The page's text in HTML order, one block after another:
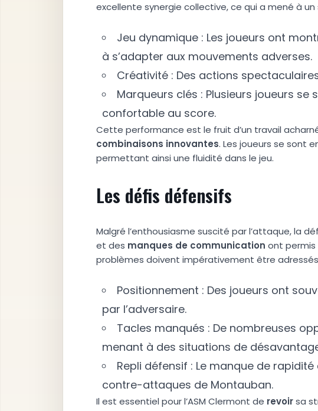
excellente synergie collective, ce qui a mené à
Jeu dynamique : Les joueurs ont
à s’adapter aux mouvements adverses.
Créativité : Des actions
Marqueurs clés : Plusieurs joueurs
confortable au score.
Cette performance est le fruit d’un travail
combinaisons innovantes. Les joueurs se sont
permettant ainsi une fluidité dans le jeu.
Les défis défensifs
Malgré l’enthousiasme suscité par l’attaque, la
et des manques de communication ont permis
problèmes doivent impérativement être
Positionnement : Des joueurs ont
par l’adversaire.
Tacles manqués : De nombreuses
menant à des situations de
Repli défensif : Le manque de
contre-attaques de Montauban.
Il est essentiel pour l’ASM Clermont de revoirsa